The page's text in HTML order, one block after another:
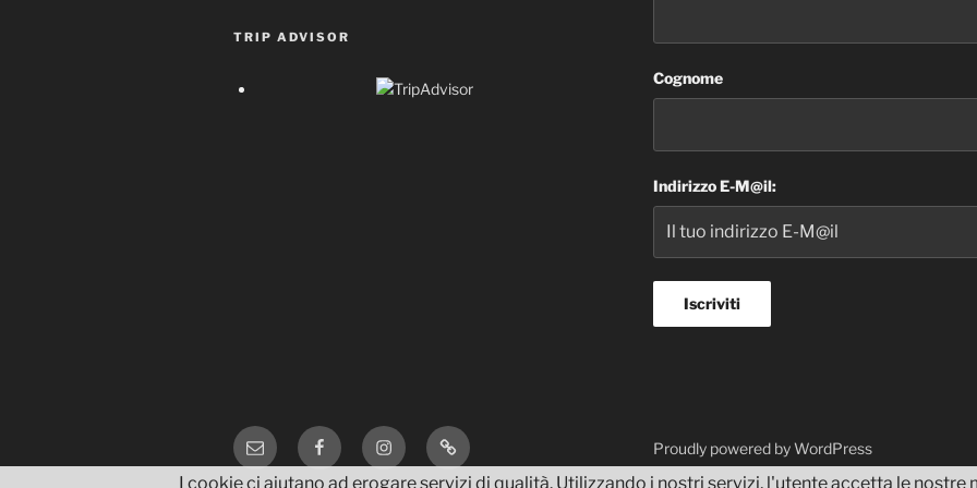
TRIP ADVISOR
Cognome
Indirizzo E-M@il:
Email FacebookInstagramTripAdvisor Proudly powered by WordPress
I cookie ci aiutano ad erogare servizi di qualità. Utilizzando i nostri servizi, l'utente accetta le nostre